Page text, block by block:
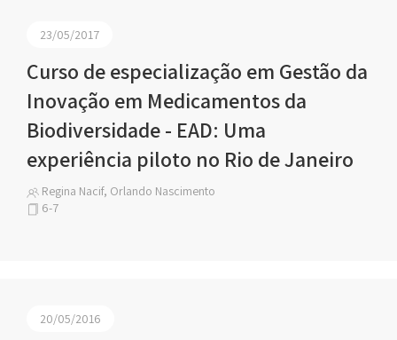
23/05/2017
Curso de especialização em Gestão da
Inovação em Medicamentos da
Biodiversidade - EAD: Uma
experiência piloto no Rio de Janeiro
Regina Nacif, Orlando Nascimento
6-7
20/05/2016